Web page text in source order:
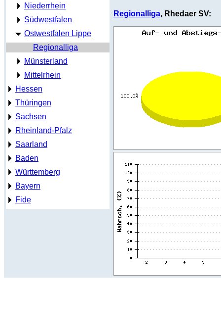
Niederrhein
Südwestfalen
Ostwestfalen Lippe
Regionalliga
Münsterland
Mittelrhein
Hessen
Thüringen
Sachsen
Rheinland-Pfalz
Saarland
Baden
Württemberg
Bayern
Fide
Regionalliga, Rhedaer SV: